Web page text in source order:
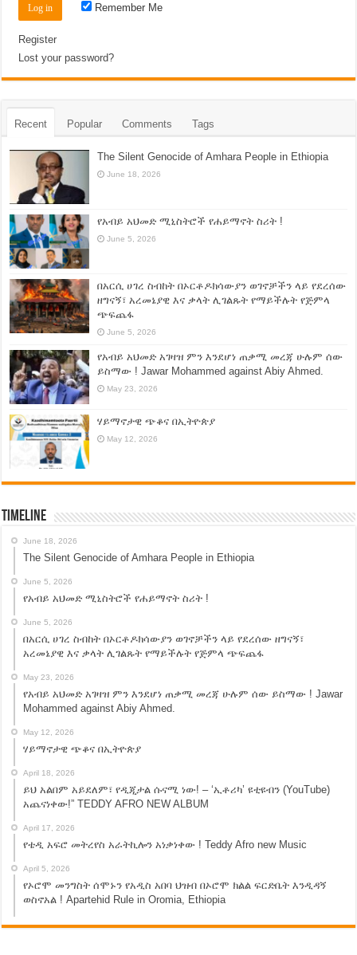
Remember Me
Register
Lost your password?
Recent Popular Comments Tags
The Silent Genocide of Amhara People in Ethiopia
June 18, 2026
የአብይ አህመድ ሚኒስትሮች የሐይማኖት ስሪት !
June 5, 2026
በአርሲ ሀገረ ስብከት በኦርቶዶክሳውያን ወገኖቻችን ላይ የደረሰው
ዘግናኝ፣ አረመኔያዊ እና ቃላት ሊገልጹት የማይችሉት የጅምላ
ጭፍጨፋ
June 5, 2026
የአብይ አህመድ አገዛዝ ምን እንደሆነ ጠቃሚ መረጃ ሁሉም ሰው
ይስማው ! Jawar Mohammed against Abiy Ahmed.
May 23, 2026
ሃይማኖታዊ ጭቆና በኢትዮጵያ
May 12, 2026
Timeline
June 18, 2026
The Silent Genocide of Amhara People in Ethiopia
June 5, 2026
የአብይ አህመድ ሚኒስትሮች የሐይማኖት ስሪት !
June 5, 2026
በአርሲ ሀገረ ስብከት በኦርቶዶክሳውያን ወገኖቻችን ላይ የደረሰው ዘግናኝ፣
አረመኔያዊ እና ቃላት ሊገልጹት የማይችሉት የጅምላ ጭፍጨፋ
May 23, 2026
የአብይ አህመድ አገዛዝ ምን እንደሆነ ጠቃሚ መረጃ ሁሉም ሰው ይስማው ! Jawar
Mohammed against Abiy Ahmed.
May 12, 2026
ሃይማኖታዊ ጭቆና በኢትዮጵያ
April 18, 2026
ይህ አልበም አይደለም፣ የዲጂታል ሱናሚ ነው! – ‘ኢቶሪካ’ ዩቲዩብን (YouTube)
አጨናነቀው!” TEDDY AFRO NEW ALBUM
April 17, 2026
የቴዲ አፍሮ መትረየስ አራትኪሎን አነቃነቀው ! Teddy Afro new Music
April 5, 2026
የኦሮሞ መንግስት ሰሞኑን የአዲስ አበባ ህዝብ በኦሮሞ ክልል ፍርድቤት እንዲዳኝ
ወስኖአል ! Apartehid Rule in Oromia, Ethiopia